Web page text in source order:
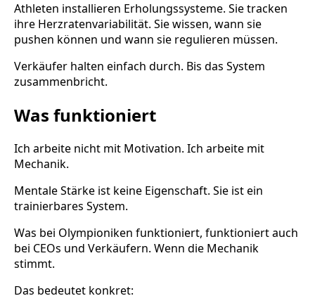
Athleten installieren Erholungssysteme. Sie tracken
ihre Herzratenvariabilität. Sie wissen, wann sie
pushen können und wann sie regulieren müssen.
Verkäufer halten einfach durch. Bis das System
zusammenbricht.
Was funktioniert
Ich arbeite nicht mit Motivation. Ich arbeite mit
Mechanik.
Mentale Stärke ist keine Eigenschaft. Sie ist ein
trainierbares System.
Was bei Olympioniken funktioniert, funktioniert auch
bei CEOs und Verkäufern. Wenn die Mechanik
stimmt.
Das bedeutet konkret: